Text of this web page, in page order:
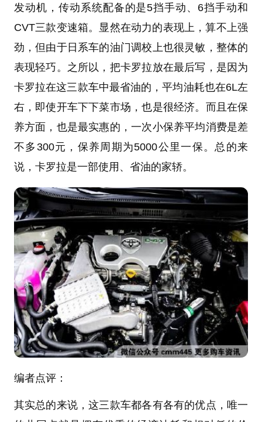
发动机，传动系统配备的是5挡手动、6挡手动和
CVT三款变速箱。显然在动力的表现上，算不上强
劲，但由于日系车的油门调校上也很灵敏，整体的
表现轻巧。之所以，把卡罗拉放在最后写，是因为
卡罗拉在这三款车中最省油的，平均油耗也在6L左
右，即使开车下下菜市场，也是很经济。而且在保
养方面，也是最实惠的，一次小保养平均消费是差
不多300元，保养周期为5000公里一保。总的来
说，卡罗拉是一部使用、省油的家轿。
编者点评：
其实总的来说，这三款车都各有各有的优点，唯一